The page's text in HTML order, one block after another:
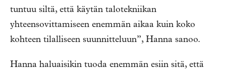
tuntuu siltä, että käytän talotekniikan
yhteensovittamiseen enemmän aikaa kuin koko
kohteen tilalliseen suunnitteluun”, Hanna sanoo.
Hanna haluaisikin tuoda enemmän esiin sitä, että